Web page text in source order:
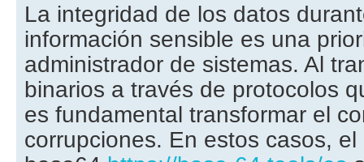
La integridad de los datos
información sensible es una
administrador de sistemas. Al
binarios a través de protocolos
es fundamental transformar el
corrupciones. En estos casos,